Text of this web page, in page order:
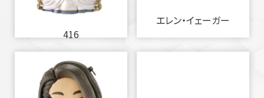
416
エレン・イェーガー